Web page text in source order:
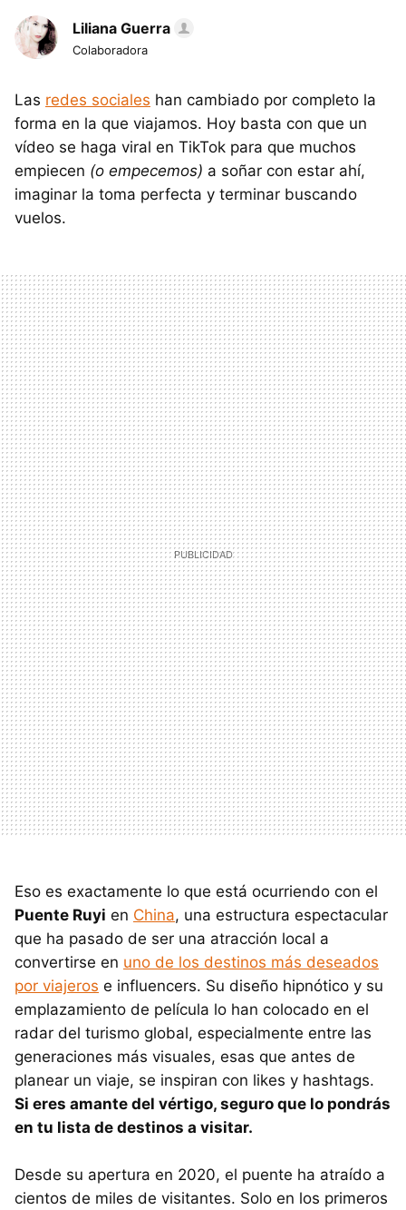
Liliana Guerra
Colaboradora
Las redes sociales han cambiado por completo la
forma en la que viajamos. Hoy basta con que un
vídeo se haga viral en TikTok para que muchos
empiecen (o empecemos) a soñar con estar ahí,
imaginar la toma perfecta y terminar buscando
vuelos.
Eso es exactamente lo que está ocurriendo con el
Puente Ruyi en China, una estructura espectacular
que ha pasado de ser una atracción local a
convertirse en uno de los destinos más deseados
por viajeros e influencers. Su diseño hipnótico y su
emplazamiento de película lo han colocado en el
radar del turismo global, especialmente entre las
generaciones más visuales, esas que antes de
planear un viaje, se inspiran con likes y hashtags.
Si eres amante del vértigo, seguro que lo pondrás
en tu lista de destinos a visitar.
Desde su apertura en 2020, el puente ha atraído a
cientos de miles de visitantes. Solo en los primeros